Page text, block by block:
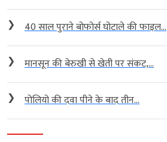
❯ 40 साल पुराने बोफोर्स घोटाले की फाइल...
❯ मानसून की बेरुखी से खेती पर संकट,...
❯ पोलियो की दवा पीने के बाद तीन...